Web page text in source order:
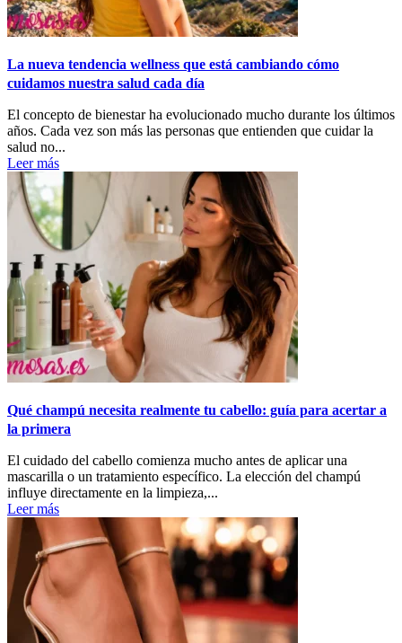
La nueva tendencia wellness que está cambiando cómo
cuidamos nuestra salud cada día
El concepto de bienestar ha evolucionado mucho durante los últimos
años. Cada vez son más las personas que entienden que cuidar la
salud no...
Leer más
Qué champú necesita realmente tu cabello: guía para acertar a
la primera
El cuidado del cabello comienza mucho antes de aplicar una
mascarilla o un tratamiento específico. La elección del champú
influye directamente en la limpieza,...
Leer más